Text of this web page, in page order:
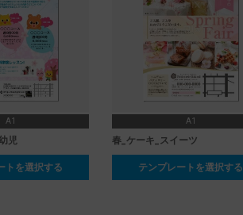
A1
児
トを選択する
A1
春_ケーキ_スイーツ
テンプレートを選択する